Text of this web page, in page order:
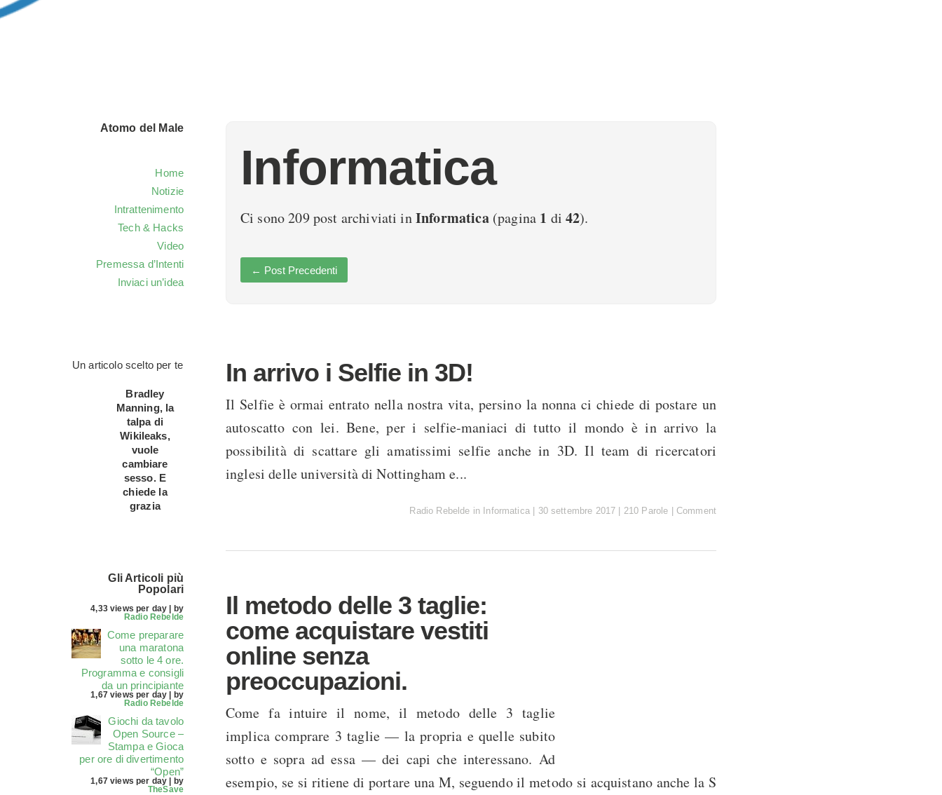
Atomo del Male
Home
Notizie
Intrattenimento
Tech & Hacks
Video
Premessa d’Intenti
Inviaci un’idea
Informatica
Ci sono 209 post archiviati inInformatica(pagina 1 di 42).
← Post Precedenti
In arrivo i Selfie in 3D!
Il Selfie è ormai entrato nella nostra vita, persino la nonna ci chiede di postare un
autoscatto con lei. Bene, per i selfie-maniaci di tutto il mondo è in arrivo la
possibilità di scattare gli amatissimi selfie anche in 3D. Il team di ricercatori
inglesi delle università di Nottingham e...
Radio Rebelde in Informatica 30 settembre 2017 210 Parole Comment
Il metodo delle 3 taglie:
come acquistare vestiti
online senza
preoccupazioni.
Come fa intuire il nome, il metodo delle 3 taglie
implica comprare 3 taglie — la propria e quelle subito
sotto e sopra ad essa — dei capi che interessano. Ad
esempio, se si ritiene di portare una M, seguendo il metodo si acquistano anche la S
Un articolo scelto per te
Bradley
Manning, la
talpa di
Wikileaks,
vuole
cambiare
sesso. E
chiede la
grazia
Gli Articoli più
Popolari
4,33 views per day | by
Radio Rebelde
Come preparare
una maratona
sotto le 4 ore.
Programma e consigli
da un principiante
1,67 views per day | by
Radio Rebelde
Giochi da tavolo
Open Source –
Stampa e Gioca
per ore di divertimento
“Open”
1,67 views per day | by
TheSave